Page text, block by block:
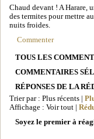
Chaud devant ! A Harare,
des termites pour mettre
nuits froides.
Commenter
TOUS LES
COMMENTAIRES
RÉPONSES DE LA
Trier par : Plus récents |
Affichage : Voir tout |
Soyez le premier à